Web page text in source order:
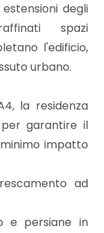
degli
spazi
l'edificio,
urbano.
la residenza
garantire il
impatto
ad
e persiane in